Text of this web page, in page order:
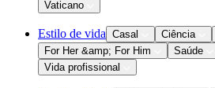
Vaticano
Estilo de vida Casal Ciência
For Her &amp; For Him
Saúde
Vida profissional